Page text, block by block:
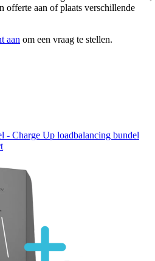
offerte aan of plaats verschillende
aan om een vraag te stellen.
- Charge Up loadbalancing bundel